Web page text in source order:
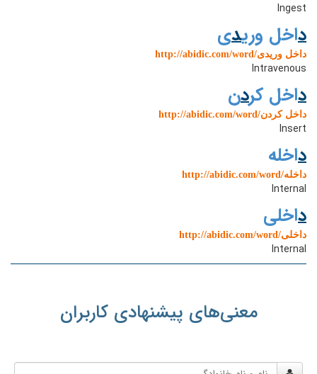
Ingest
داخل وریدی
http://abidic.com/word/داخل وریدی
Intravenous
داخل کردن
http://abidic.com/word/داخل کردن
Insert
داخله
http://abidic.com/word/داخله
Internal
داخلی
http://abidic.com/word/داخلی
Internal
معنی‌های پیشنهادی کاربران